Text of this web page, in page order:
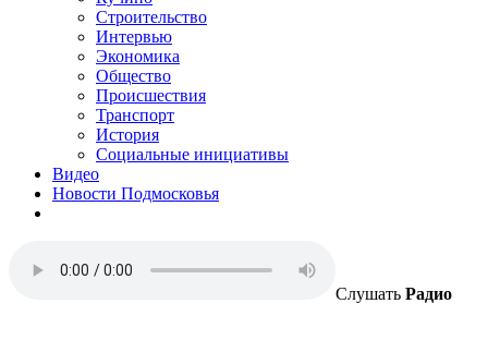
Строительство
Интервью
Экономика
Общество
Происшествия
Транспорт
История
Социальные инициативы
Видео
Новости Подмосковья
Слушать Радио